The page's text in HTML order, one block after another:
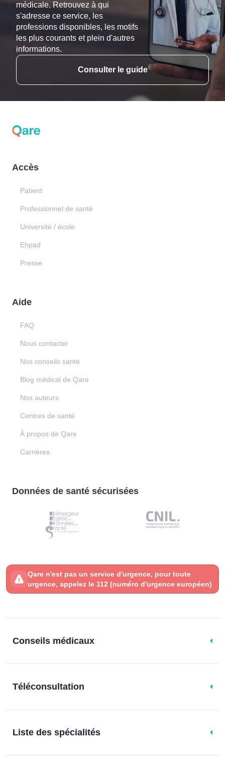
médicale. Retrouvez à qui
s'adresse ce service, les
professions disponibles, les motifs
les plus courants et plein d'autres
informations.
Consulter le guide
Accès
Patient
Professionnel de santé
Université / école
Ehpad
Presse
Aide
FAQ
Nous contacter
Nos conseils santé
Blog médical de Qare
Nos auteurs
Centres de santé
À propos de Qare
Carrières
Données de santé sécurisées
Qare n'est pas un service d'urgence, pour toute
urgence, appelez le 112 (numéro d'urgence européen)
Conseils médicaux
Téléconsultation
Liste des spécialités